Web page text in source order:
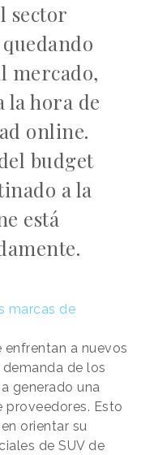
sector
mercado,
la hora de
online.
budget
a la
está
marcas de
enfrentan a nuevos
de los
generado una
Esto
orientar su
de SUV de